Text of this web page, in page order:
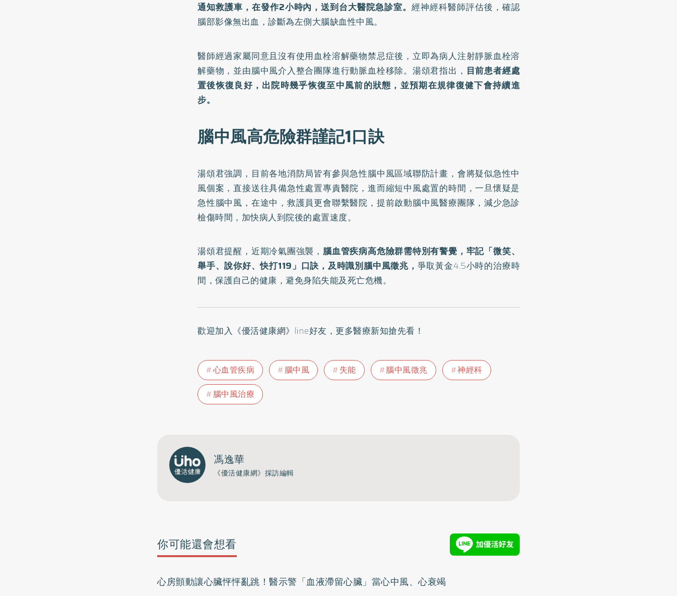
通知救護車，在發作2小時內，送到台大醫院急診室。 經神經科醫師評估後，確認
腦部影像無出血，診斷為左側大腦缺血性中風。
醫師經過家屬同意且沒有使用血栓溶解藥物禁忌症後，立即為病人注射靜脈血栓溶
解藥物，並由腦中風介入整合團隊進行動脈血栓移除。湯頌君指出， 目前患者經處
置後恢復良好，出院時幾乎恢復至中風前的狀態，並預期在規律復健下會持續進
步。
腦中風高危險群謹記1口訣
湯頌君強調，目前各地消防局皆有參與急性腦中風區域聯防計畫，會將疑似急性中
風個案，直接送往具備急性處置專責醫院，進而縮短中風處置的時間，一旦懷疑是
急性腦中風，在途中，救護員更會聯繫醫院，提前啟動腦中風醫療團隊，減少急診
檢傷時間，加快病人到院後的處置速度。
湯頌君提醒，近期冷氣團強襲， 腦血管疾病高危險群需特別有警覺，牢記「微笑、
舉手、說你好、快打119」口訣，及時識別腦中風徵兆， 爭取黃金4.5小時的治療時
間，保護自己的健康，避免身陷失能及死亡危機。
歡迎加入 《優活健康網》line好友 ，更多醫療新知搶先看！
心血管疾病 腦中風 失能 腦中風徵兆
神經科
腦中風治療
馮逸華
《優活健康網》採訪編輯
你可能還會想看
心房顫動讓心臟怦怦亂跳！醫示警「血液滯留心臟」當心中風、心衰竭